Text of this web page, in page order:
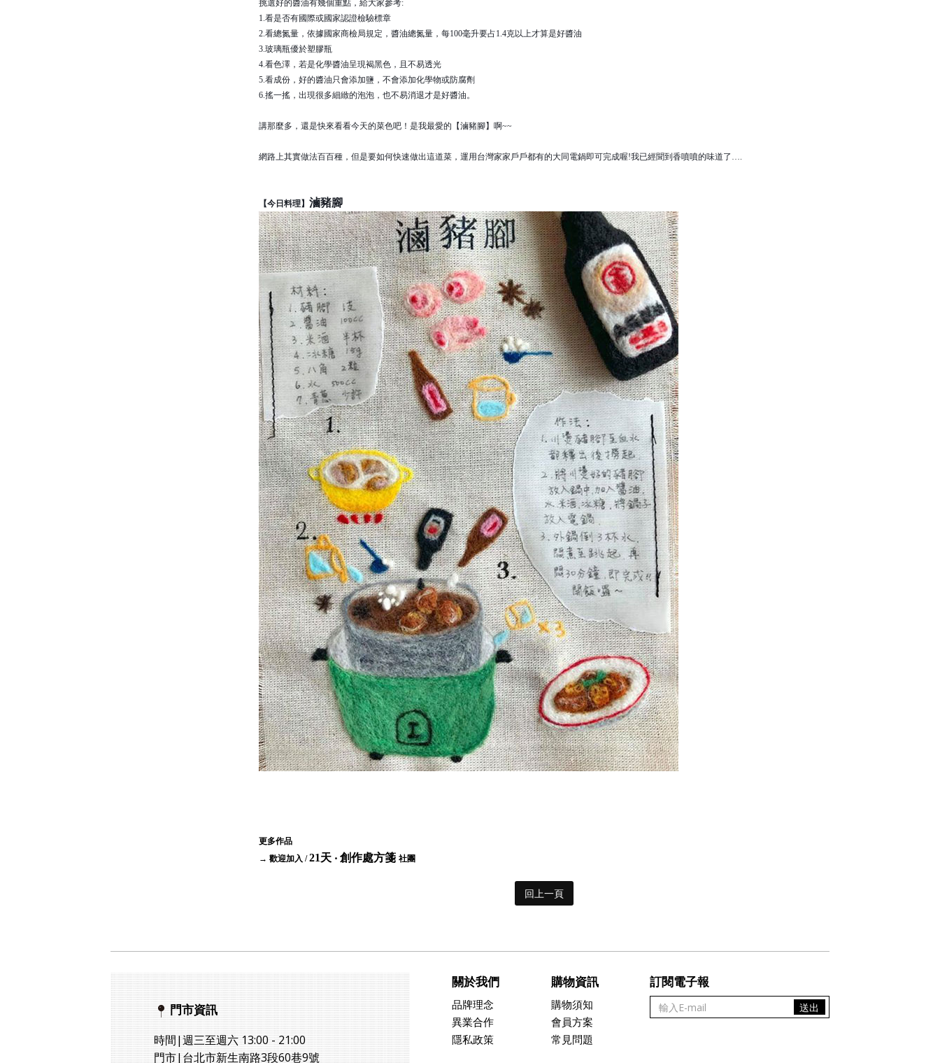
挑選好的醬油有幾個重點，給大家參考:
1.看是否有國際或國家認證檢驗標章
2.看總氮量，依據國家商檢局規定，醬油總氮量，每100毫升要占1.4克以上才算是好醬油
3.玻璃瓶優於塑膠瓶
4.看色澤，若是化學醬油呈現褐黑色，且不易透光
5.看成份，好的醬油只會添加鹽，不會添加化學物或防腐劑
6.搖一搖，出現很多細緻的泡泡，也不易消退才是好醬油。
講那麼多，還是快來看看今天的菜色吧！是我最愛的【滷豬腳】啊~~
網路上其實做法百百種，但是要如何快速做出這道菜，運用台灣家家戶戶都有的大同電鍋即可完成喔!我已經聞到香噴噴的味道了….
【今日料理】 滷豬腳
更多作品
→ 歡迎加入 /21天 ‧ 創作處方箋 社團
回上一頁
門市資訊
時間|週三至週六 13:00 - 21:00
門市|台北市新生南路3段60巷9號
關於我們
品牌理念
異業合作
隱私政策
購物資訊
購物須知
會員方案
常見問題
訂閱電子報
送出